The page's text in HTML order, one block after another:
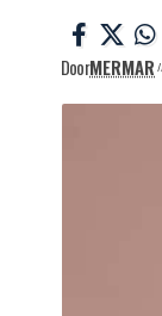
DoorMERMAR